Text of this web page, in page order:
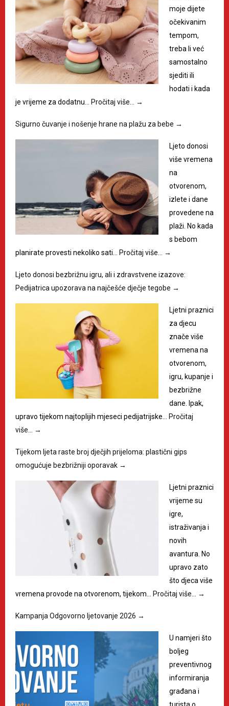
moje dijete
očekivanim
tempom,
treba li već
samostalno
sjediti ili
hodati i kada
je vrijeme za dodatnu…
Pročitaj više… →
Sigurno čuvanje i nošenje hrane na plažu za bebe →
Ljeto donosi
više vremena
na
otvorenom,
izlete i dane
provedene na
plaži. No kada
s bebom
planirate provesti nekoliko sati…
Pročitaj više… →
Ljeto donosi bezbrižnu igru, ali i zdravstvene izazove:
Pedijatrica upozorava na najčešće dječje tegobe →
Ljetni praznici
za djecu
znače više
vremena na
otvorenom,
igru, kupanje i
bezbrižne
dane. Ipak,
upravo tijekom najtoplijih mjeseci pedijatrijske…
Pročitaj
više…
→
Tijekom ljeta raste broj dječjih prijeloma: plastični gips
omogućuje bezbrižniji oporavak →
Ljetni praznici
vrijeme su
igre,
istraživanja i
novih
avantura. No
upravo zato
što djeca više
vremena provode na otvorenom, tijekom…
Pročitaj više… →
Kampanja Odgovorno ljetovanje 2026 →
U namjeri što
boljeg
preventivnog
informiranja
građana i
turista o